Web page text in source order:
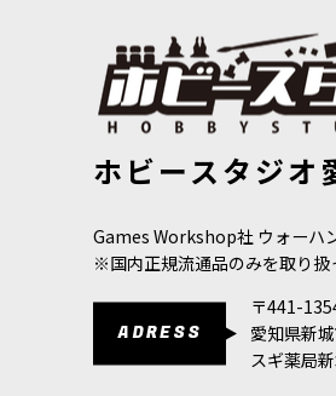
[週刊ウォーハンマー]
1,499円(税込)
2点
こちらは、送料無
通してこの世界…
[週刊ウォーハンマ
2,499 円(税込)
こちらは、送料無
通してこの世界…
38982]
円 (税込)
ホビースタジオ
Games Workshop社 ウォーハ
※国内正規流通品のみを取り扱
ADRESS
〒441-
愛知県新
スギ薬局